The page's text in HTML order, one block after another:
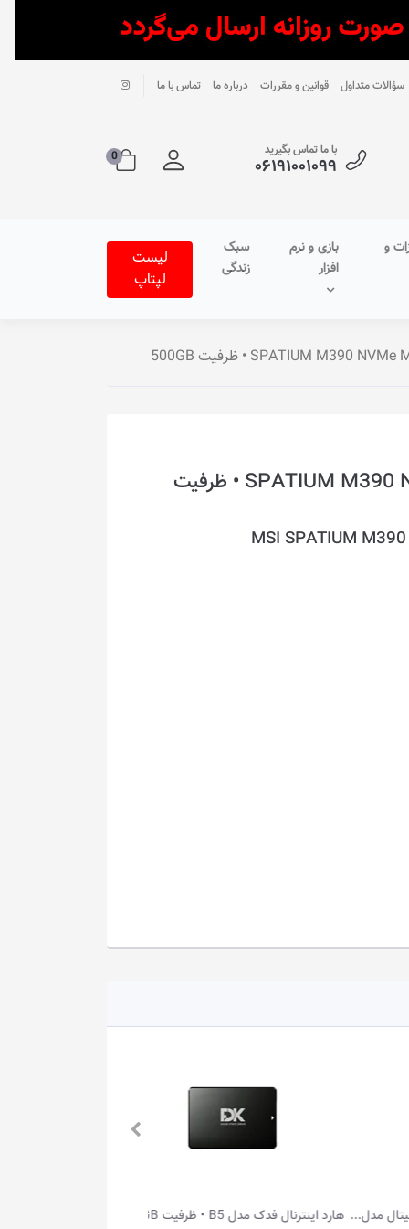
سؤالات متداول قوانین و مقررات درباره ما تماس با ما
با ما تماس بگیرید
۰۶۱۹۱۰۰۱۰۹۹ 0
و
بازی و نرم
افزار
سبک
زندگی
لیست
لپتاپ
هارد اینترنال MSI مدل SPATIUM M390 NVMe M.2 • ظرفیت
MSI SPATIUM
هارد اینترنال فدک مدل B5 • ظرفیت 128GB